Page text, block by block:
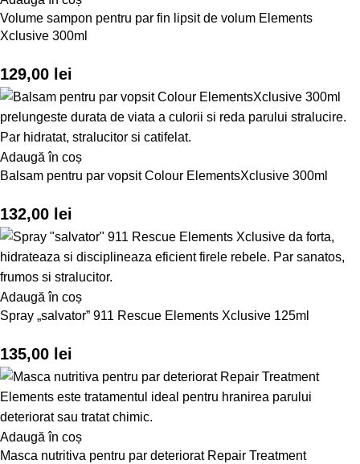
Volume sampon pentru par fin lipsit de volum Elements
Xclusive 300ml
129,00 lei
Adaugă în coș
Balsam pentru par vopsit Colour ElementsXclusive 300ml
132,00 lei
Adaugă în coș
Spray „salvator” 911 Rescue Elements Xclusive 125ml
135,00 lei
Adaugă în coș
Masca nutritiva pentru par deteriorat Repair Treatment